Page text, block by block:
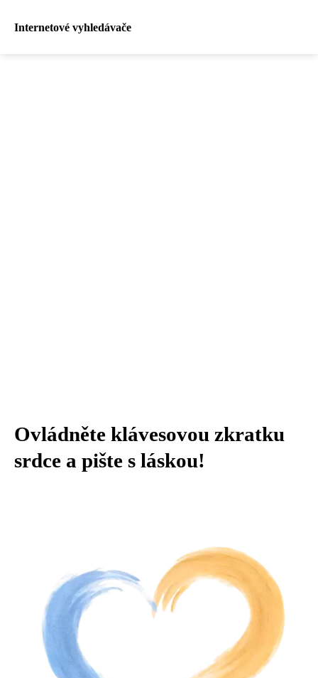
Internetové vyhledávače
Ovládněte klávesovou zkratku
srdce a pište s láskou!